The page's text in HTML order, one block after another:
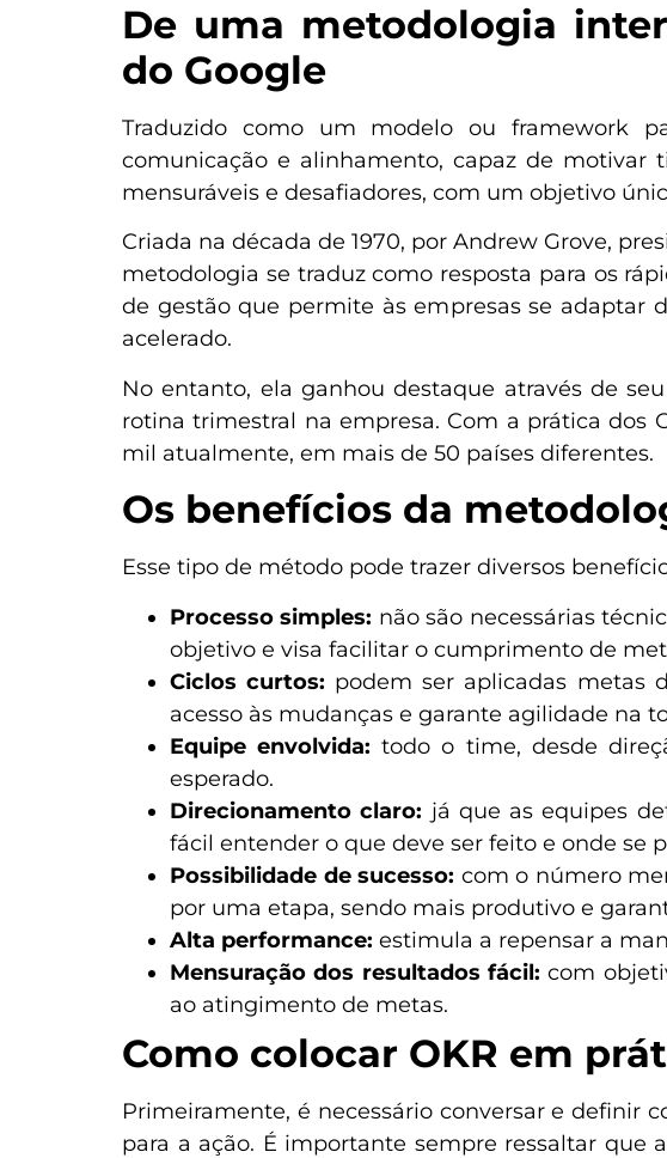
De uma metodologia
do Google
Traduzido como um modelo ou framework
comunicação e alinhamento, capaz de
mensuráveis e desafiadores​, com um objetivo
Criada na década de 1970, por Andrew Grove,
metodologia se traduz como resposta para os
de gestão que permite às empresas se adaptar
acelerado.
No entanto, ela ganhou destaque através de
rotina trimestral na empresa. Com a prática dos
mil atualmente, em mais de 50 países diferentes.
Os benefícios da
Esse tipo de método pode trazer diversos
Processo simples: não são necessárias
objetivo e visa facilitar o cumprimento de
Ciclos curtos: podem ser aplicadas metas
acesso às mudanças e garante agilidade na
Equipe envolvida:todo o time, desde
esperado.
Direcionamento claro: já que as equipes
fácil entender o que deve ser feito e onde se
Possibilidade de sucesso: com o número
por uma etapa, sendo mais produtivo e
Alta performance: estimula a repensar a
Mensuração dos resultados fácil:com
ao atingimento de metas.
Como colocar OKR em
Primeiramente, é necessário conversar e definir
para a ação. É importante sempre ressaltar que